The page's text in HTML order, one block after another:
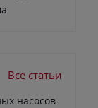
Все статьи
насосов